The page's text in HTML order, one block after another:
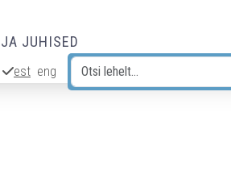
JUHISED
est eng